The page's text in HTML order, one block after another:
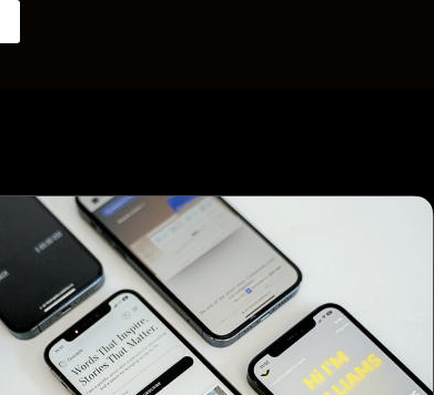
Book Appointment